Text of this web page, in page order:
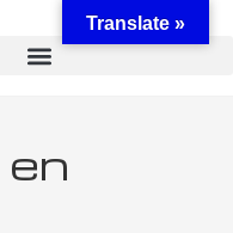
Translate »